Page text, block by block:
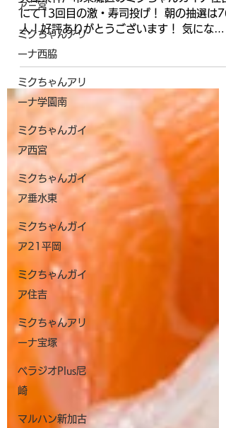
ア三宮
ミクちゃんアリ
ーナ西脇
ミクちゃんアリ
ーナ学園南
ミクちゃんガイ
ア西宮
ミクちゃんガイ
ア垂水東
ミクちゃんガイ
ア21平岡
ミクちゃんガイ
ア住吉
ミクちゃんアリ
ーナ宝塚
ベラジオPlus尼
崎
マルハン新加古
9/29（木）ミクちゃんガ
イア住吉店（兵庫県神戸
市）
兵庫県神戸市東灘区のミクちゃんガイア住吉
にて13回目の激・寿司投げ！ 朝の抽選は76
人！好評ありがとうございます！ 気になる
結果は、<全台系×単品>の状況！ 6.5号機の
扱いが前回から良く、カバネリ・新鬼武者
2・鉄拳5・犬夜叉の全台系を始めとしてし
っかり結果つけてきてますね...